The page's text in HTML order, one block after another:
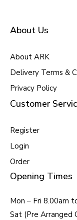
About Us
About ARK
Delivery Terms &
Privacy Policy
Customer
Register
Login
Order
Opening Times
Mon – Fri 8.00am
Sat (Pre Arranged